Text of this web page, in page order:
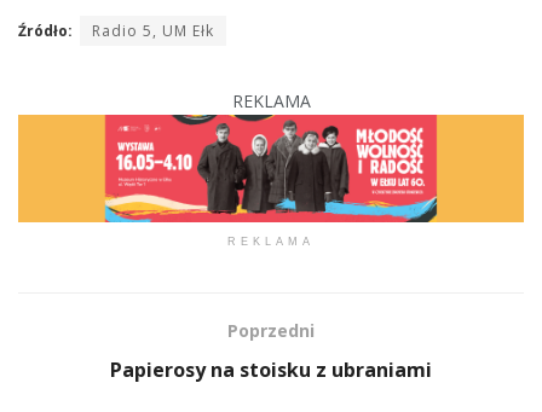
Źródło: Radio 5, UM Ełk
REKLAMA
REKLAMA
Poprzedni
Papierosy na stoisku z ubraniami